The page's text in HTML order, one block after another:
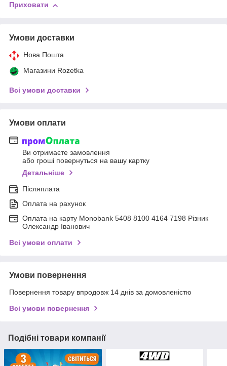
Приховати
Умови доставки
Нова Пошта
Магазини Rozetka
Всі умови доставки
Умови оплати
Ви отримаєте замовлення
або гроші повернуться на вашу картку
Детальніше
Післяплата
Оплата на рахунок
Оплата на карту Monobank 5408 8100 4164 7198 Різник
Олександр Іванович
Всі умови оплати
Умови повернення
Повернення товару впродовж 14 днів за домовленістю
Всі умови повернення
Подібні товари компанії